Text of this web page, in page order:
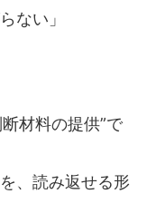
ない」
材料の提供”で
、読み返せる形